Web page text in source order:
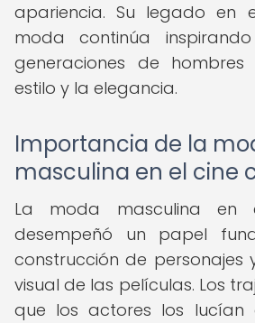
apariencia. Su legado en
moda continúa
generaciones de
estilo y la elegancia.
Importancia de la
masculina en el cine
La moda masculina en
desempeñó un papel
construcción de personajes
visual de las películas. Los
que los actores los lucían